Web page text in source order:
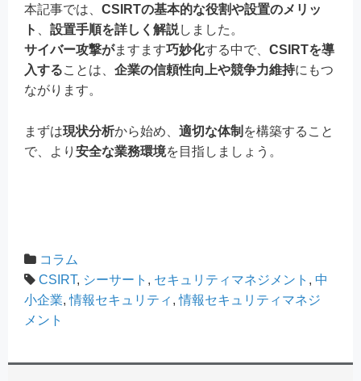
本記事では、 CSIRTの基本的な役割や設置のメリッ
ト
設置手順を詳しく解説しました。
サイバー攻撃がますます巧妙化する中で、 CSIRTを導
入することは、 企業の信頼性向上や競争力維持にもつ
ながります。
まずは現状分析から始め、 適切な体制 を構築すること
で、より 安全な業務環境を目指しましょう。
コラム
CSIRT, シーサート , セキュリティマネジメント , 中
小企業,情報セキュリティ ,情報セキュリティマネジ
メント